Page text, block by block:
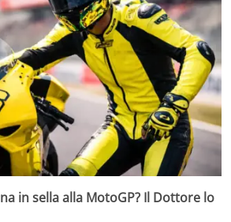
in sella alla MotoGP? Il Dottore lo